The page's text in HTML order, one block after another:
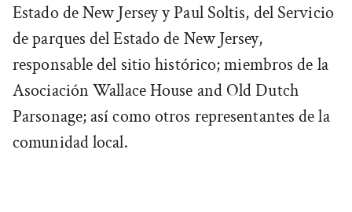
Estado de New Jersey y Paul Soltis, del Servicio
de parques del Estado de New Jersey,
responsable del sitio histórico; miembros de la
Asociación Wallace House and Old Dutch
Parsonage; así como otros representantes de la
comunidad local.